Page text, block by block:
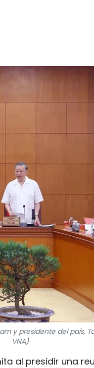
y presidente del país,
VNA)
al presidir una